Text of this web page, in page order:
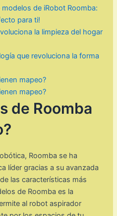
de iRobot Roomba:
para ti!
la limpieza del hogar
que revoluciona la forma
mapeo?
mapeo?
de Roomba
Roomba se ha
líder gracias a su avanzada
las características más
de Roomba es la
al robot aspirador